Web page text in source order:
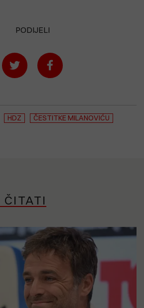
PODIJELI
HDZ
ČESTITKE MILANOVIĆU
ČITATI